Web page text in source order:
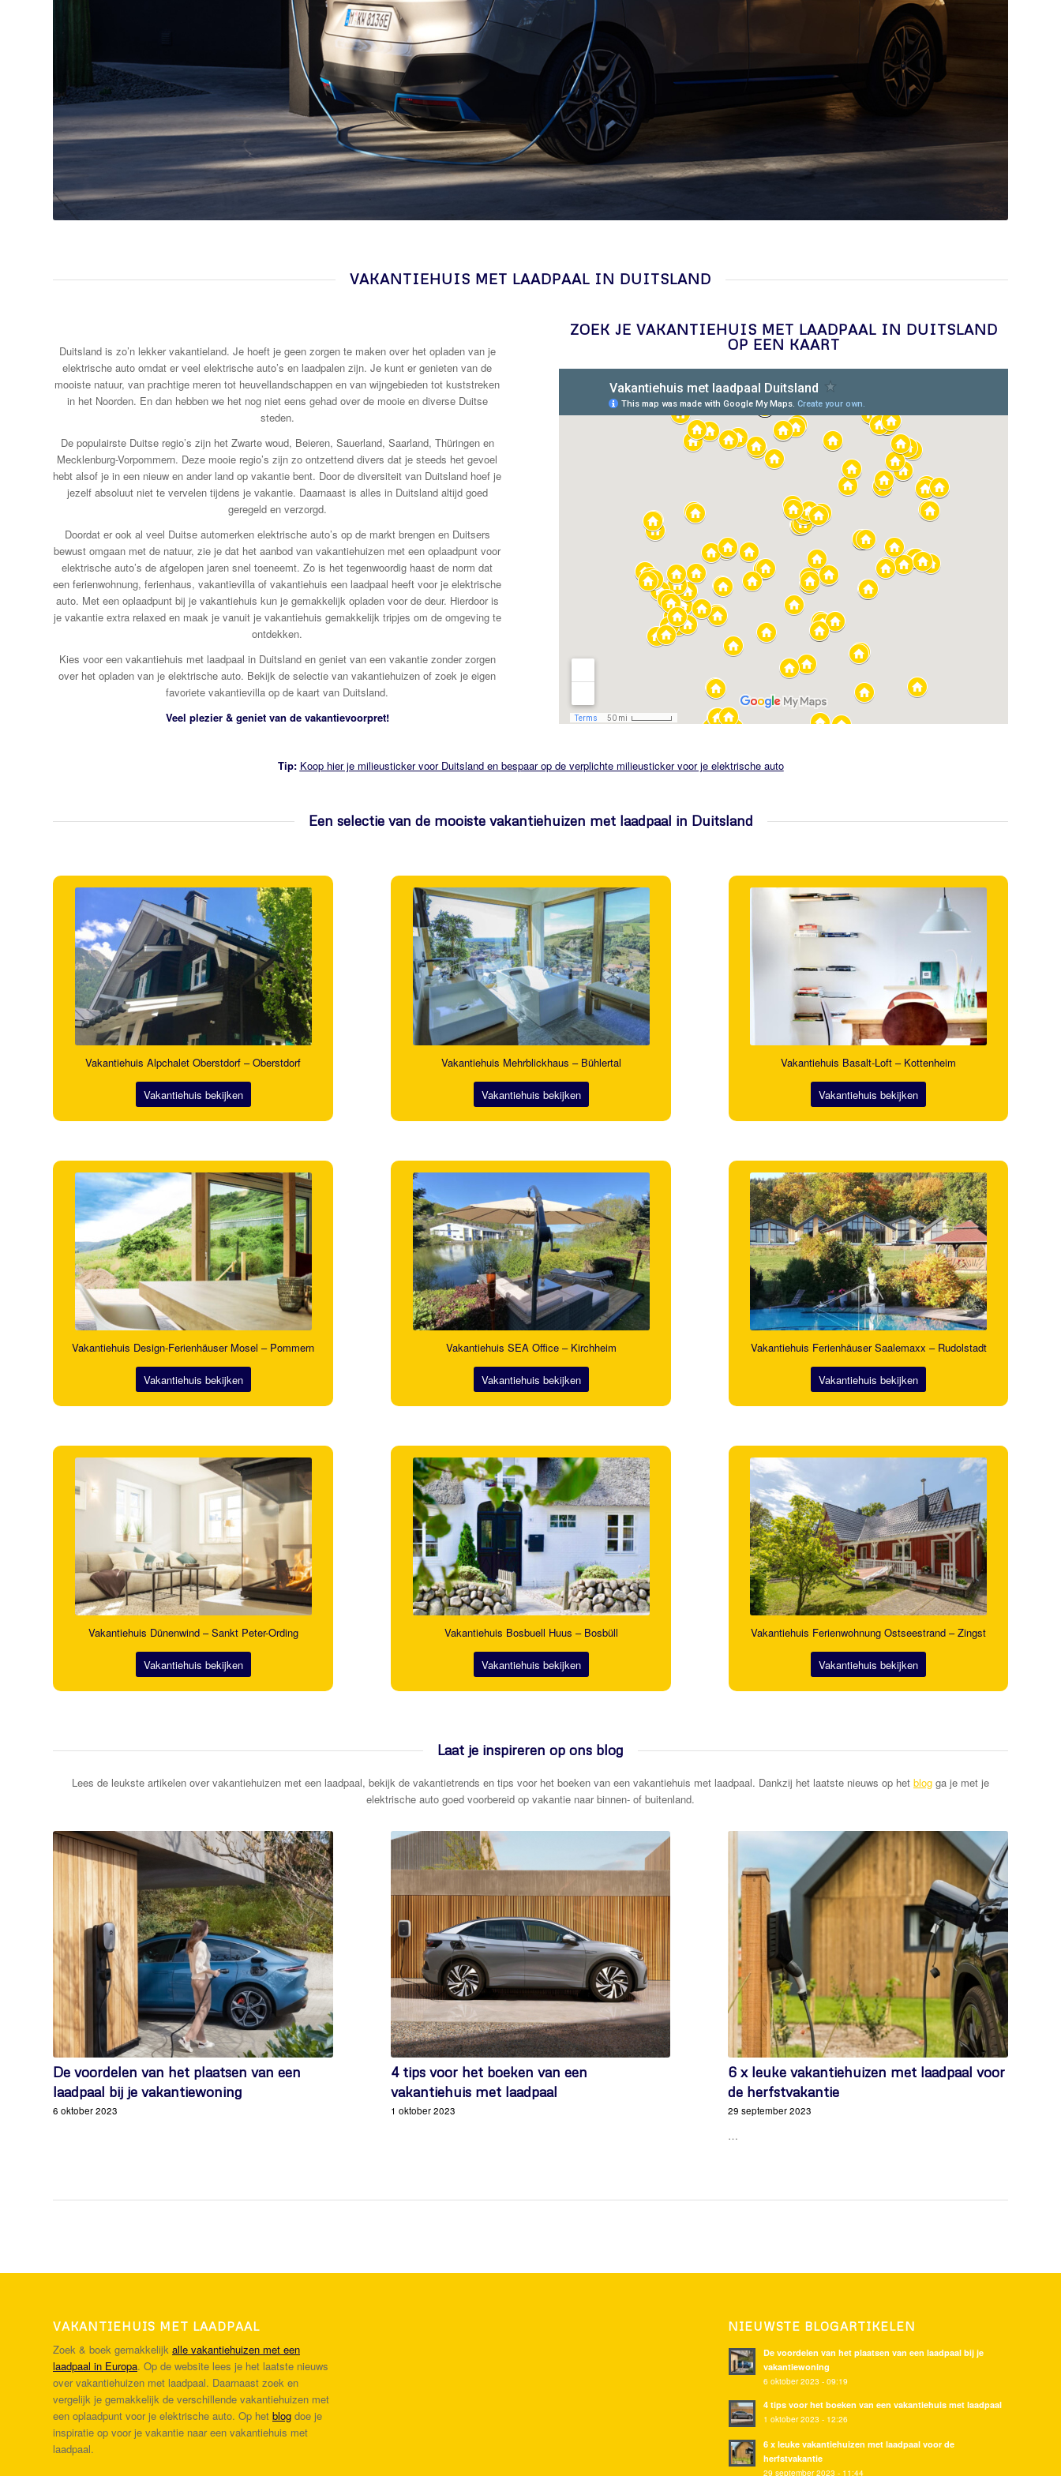
VAKANTIEHUIS MET LAADPAAL IN DUITSLAND
Duitsland is zo’n lekker vakantieland. Je hoeft je geen zorgen te maken over het opladen van je
elektrische auto omdat er veel elektrische auto’s en laadpalen zijn. Je kunt er genieten van de
mooiste natuur, van prachtige meren tot heuvellandschappen en van wijngebieden tot kuststreken
in het Noorden. En dan hebben we het nog niet eens gehad over de mooie en diverse Duitse
steden.
De populairste Duitse regio’s zijn het Zwarte woud, Beieren, Sauerland, Saarland, Thüringen en
Mecklenburg-Vorpommern. Deze mooie regio’s zijn zo ontzettend divers dat je steeds het gevoel
hebt alsof je in een nieuw en ander land op vakantie bent. Door de diversiteit van Duitsland hoef je
jezelf absoluut niet te vervelen tijdens je vakantie. Daarnaast is alles in Duitsland altijd goed
geregeld en verzorgd.
Doordat er ook al veel Duitse automerken elektrische auto’s op de markt brengen en Duitsers
bewust omgaan met de natuur, zie je dat het aanbod van vakantiehuizen met een oplaadpunt voor
elektrische auto’s de afgelopen jaren snel toeneemt. Zo is het tegenwoordig haast de norm dat
een ferienwohnung, ferienhaus, vakantievilla of vakantiehuis een laadpaal heeft voor je elektrische
auto. Met een oplaadpunt bij je vakantiehuis kun je gemakkelijk opladen voor de deur. Hierdoor is
je vakantie extra relaxed en maak je vanuit je vakantiehuis gemakkelijk tripjes om de omgeving te
ontdekken.
Kies voor een vakantiehuis met laadpaal in Duitsland en geniet van een vakantie zonder zorgen
over het opladen van je elektrische auto. Bekijk de selectie van vakantiehuizen of zoek je eigen
favoriete vakantievilla op de kaart van Duitsland.
Veel plezier & geniet van de vakantievoorpret!
ZOEK JE VAKANTIEHUIS MET LAADPAAL IN DUITSLAND
OP EEN KAART
Tip: Koop hier je milieusticker voor Duitsland en bespaar op de verplichte milieusticker voor je elektrische auto
Een selectie van de mooiste vakantiehuizen met laadpaal in Duitsland
Vakantiehuis Alpchalet Oberstdorf – Oberstdorf
Vakantiehuis bekijken
Vakantiehuis Mehrblickhaus – Bühlertal
Vakantiehuis bekijken
Vakantiehuis Basalt-Loft – Kottenheim
Vakantiehuis bekijken
Vakantiehuis Design-Ferienhäuser Mosel – Pommern
Vakantiehuis bekijken
Vakantiehuis SEA Office – Kirchheim
Vakantiehuis bekijken
Vakantiehuis Ferienhäuser Saalemaxx – Rudolstadt
Vakantiehuis bekijken
Vakantiehuis Dünenwind – Sankt Peter-Ording
Vakantiehuis bekijken
Vakantiehuis Bosbuell Huus – Bosbüll
Vakantiehuis bekijken
Vakantiehuis Ferienwohnung Ostseestrand – Zingst
Vakantiehuis bekijken
Laat je inspireren op ons blog
Lees de leukste artikelen over vakantiehuizen met een laadpaal, bekijk de vakantietrends en tips voor het boeken van een vakantiehuis met laadpaal. Dankzij het laatste nieuws op het blog ga je met je
elektrische auto goed voorbereid op vakantie naar binnen- of buitenland.
De voordelen van het plaatsen van een
laadpaal bij je vakantiewoning
6 oktober 2023
4 tips voor het boeken van een
vakantiehuis met laadpaal
1 oktober 2023
6 x leuke vakantiehuizen met laadpaal voor
de herfstvakantie
29 september 2023
…
VAKANTIEHUIS MET LAADPAAL
Zoek & boek gemakkelijk alle vakantiehuizen met een
laadpaal in Europa. Op de website lees je het laatste nieuws
over vakantiehuizen met laadpaal. Daarnaast zoek en
vergelijk je gemakkelijk de verschillende vakantiehuizen met
een oplaadpunt voor je elektrische auto. Op het blog doe je
inspiratie op voor je vakantie naar een vakantiehuis met
laadpaal.
NIEUWSTE BLOGARTIKELEN
De voordelen van het plaatsen van een laadpaal bij je
vakantiewoning
6 oktober 2023 - 09:19
4 tips voor het boeken van een vakantiehuis met laadpaal
1 oktober 2023 - 12:26
6 x leuke vakantiehuizen met laadpaal voor de
herfstvakantie
29 september 2023 - 11:44